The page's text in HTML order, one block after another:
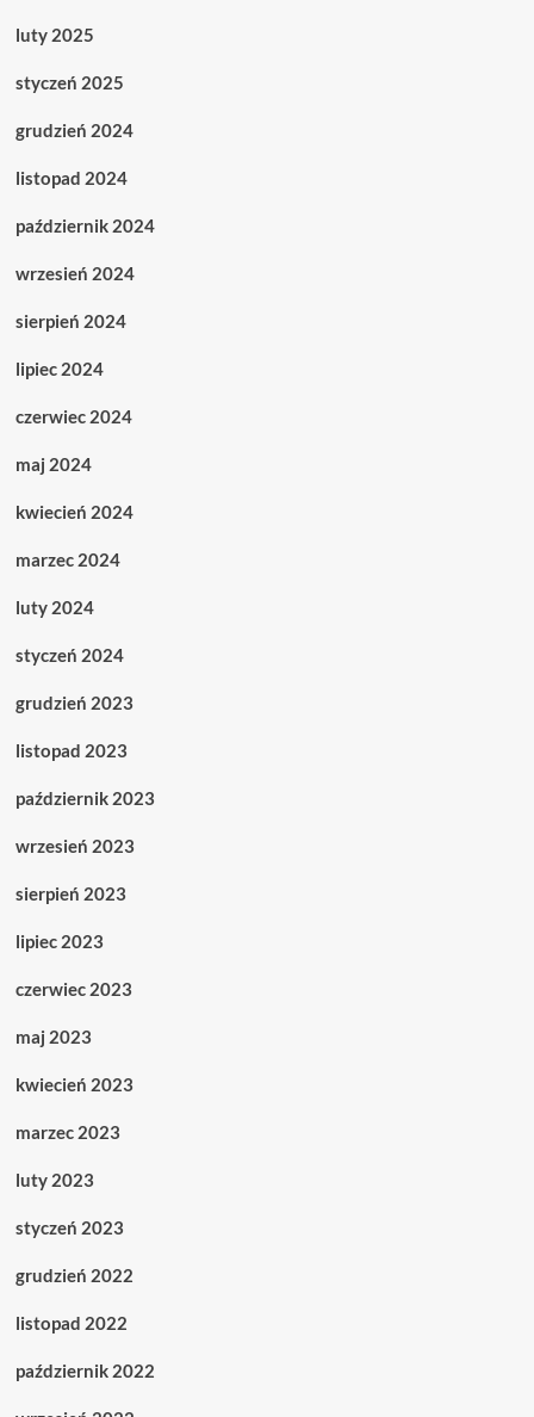
luty 2025
styczeń 2025
grudzień 2024
listopad 2024
październik 2024
wrzesień 2024
sierpień 2024
lipiec 2024
czerwiec 2024
maj 2024
kwiecień 2024
marzec 2024
luty 2024
styczeń 2024
grudzień 2023
listopad 2023
październik 2023
wrzesień 2023
sierpień 2023
lipiec 2023
czerwiec 2023
maj 2023
kwiecień 2023
marzec 2023
luty 2023
styczeń 2023
grudzień 2022
listopad 2022
październik 2022